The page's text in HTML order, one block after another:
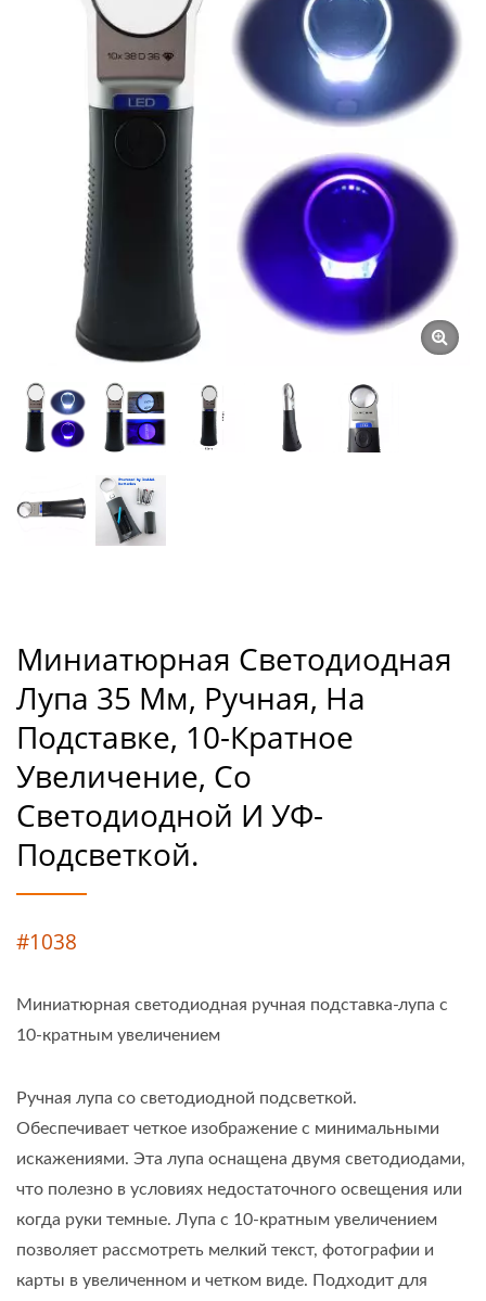
Миниатюрная Светодиодная
Лупа 35 Мм, Ручная, На
Подставке, 10-Кратное
Увеличение, Со
Светодиодной И УФ-
Подсветкой.
#1038
Миниатюрная светодиодная ручная подставка-лупа с
10-кратным увеличением
Ручная лупа со светодиодной подсветкой.
Обеспечивает четкое изображение с минимальными
искажениями. Эта лупа оснащена двумя светодиодами,
что полезно в условиях недостаточного освещения или
когда руки темные. Лупа с 10-кратным увеличением
позволяет рассмотреть мелкий текст, фотографии и
карты в увеличенном и четком виде. Подходит для